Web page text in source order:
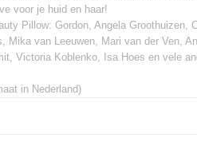
voor je huid en haar!
Pillow: Gordon, Angela Groothuizen,
Mika van Leeuwen, Mari van der Ven,
Victoria Koblenko, Isa Hoes en vele
in Nederland)